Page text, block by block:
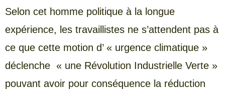
Selon cet homme politique à la longue
expérience, les travaillistes ne s’attendent pas à
ce que cette motion d’ « urgence climatique »
déclenche « une Révolution Industrielle Verte »
pouvant avoir pour conséquence la réduction